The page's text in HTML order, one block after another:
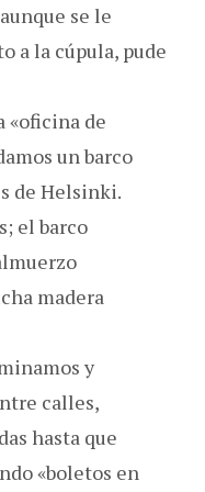
se le
a la cúpula, pude
«oficina de
un barco
de Helsinki.
el barco
madera
y
calles,
hasta que
«boletos en